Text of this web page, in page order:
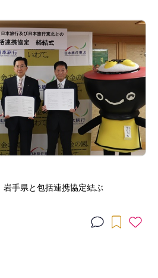
岩手県と包括連携協定結ぶ